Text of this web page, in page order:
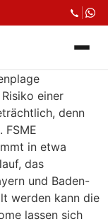
einer
denn
FSME
in etwa
das
und Baden-
werden kann die
lassen sich